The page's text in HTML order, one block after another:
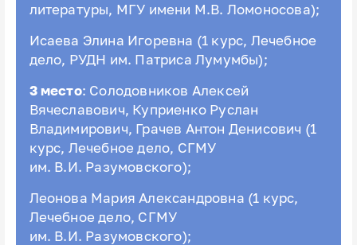
литературы, МГУ имени М.В. Ломоносова);
Исаева Элина Игоревна (1 курс, Лечебное
дело, РУДН им. Патриса Лумумбы);
3 место: Солодовников Алексей
Вячеславович, Куприенко Руслан
Владимирович, Грачев Антон Денисович (1
курс, Лечебное дело, СГМУ
им. В.И. Разумовского);
Леонова Мария Александровна (1 курс,
Лечебное дело, СГМУ
им. В.И. Разумовского);